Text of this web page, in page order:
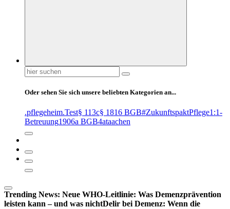
Suchen
nach:
Oder sehen Sie sich unsere beliebten Kategorien an...
.pflegeheim.Test§ 113c§ 1816 BGB#ZukunftspaktPflege1:1-
Betreuung1906a BGB4ataachen
Trending News: Neue WHO-Leitlinie: Was Demenzprävention
leisten kann – und was nichtDelir bei Demenz: Wenn die